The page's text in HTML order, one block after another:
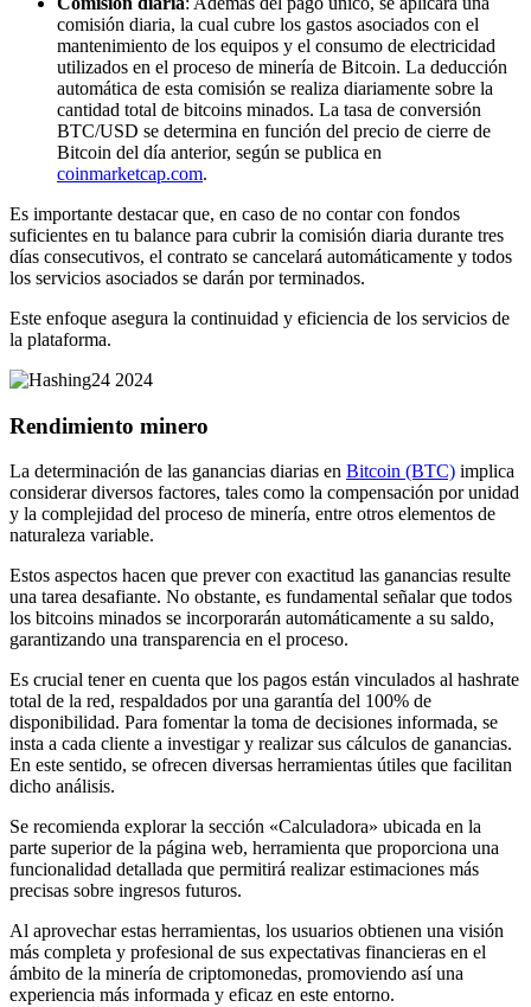
comisión diaria, la cual cubre los gastos asociados con el
mantenimiento de los equipos y el consumo de electricidad
utilizados en el proceso de minería de Bitcoin. La deducción
automática de esta comisión se realiza diariamente sobre la
cantidad total de bitcoins minados. La tasa de conversión
BTC/USD se determina en función del precio de cierre de
Bitcoin del día anterior, según se publica en
coinmarketcap.com.
Es importante destacar que, en caso de no contar con fondos
suficientes en tu balance para cubrir la comisión diaria durante tres
días consecutivos, el contrato se cancelará automáticamente y todos
los servicios asociados se darán por terminados.
Este enfoque asegura la continuidad y eficiencia de los servicios de
la plataforma.
Rendimiento minero
La determinación de las ganancias diarias en Bitcoin (BTC) implica
considerar diversos factores, tales como la compensación por unidad
y la complejidad del proceso de minería, entre otros elementos de
naturaleza variable.
Estos aspectos hacen que prever con exactitud las ganancias resulte
una tarea desafiante. No obstante, es fundamental señalar que todos
los bitcoins minados se incorporarán automáticamente a su saldo,
garantizando una transparencia en el proceso.
Es crucial tener en cuenta que los pagos están vinculados al hashrate
total de la red, respaldados por una garantía del 100% de
disponibilidad. Para fomentar la toma de decisiones informada, se
insta a cada cliente a investigar y realizar sus cálculos de ganancias.
En este sentido, se ofrecen diversas herramientas útiles que facilitan
dicho análisis.
Se recomienda explorar la sección «Calculadora» ubicada en la
parte superior de la página web, herramienta que proporciona una
funcionalidad detallada que permitirá realizar estimaciones más
precisas sobre ingresos futuros.
Al aprovechar estas herramientas, los usuarios obtienen una visión
más completa y profesional de sus expectativas financieras en el
ámbito de la minería de criptomonedas, promoviendo así una
experiencia más informada y eficaz en este entorno.